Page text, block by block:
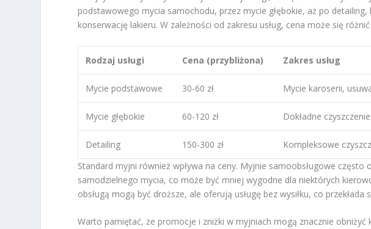
podstawowego mycia samochodu, przez mycie głębokie, aż po
konserwację lakieru. W zależności od zakresu usług, cena może się
Rodzaj usługi Cena (przybliżona) Zakres usług
Mycie podstawowe 30-60 zł Mycie karoserii,
Mycie głębokie 60-120 zł Dokładne
Detailing 150-300 zł
Kompleksowe
Standard myjni również wpływa na ceny. Myjnie samoobsługowe często
samodzielnego mycia, co może być mniej wygodne dla niektórych
obsługą mogą być droższe, ale oferują usługę bez wysiłku, co przekłada
Warto pamiętać, że promocje i zniżki w myjniach mogą znacznie